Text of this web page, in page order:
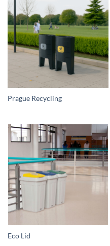
Prague Recycling
Eco Lid